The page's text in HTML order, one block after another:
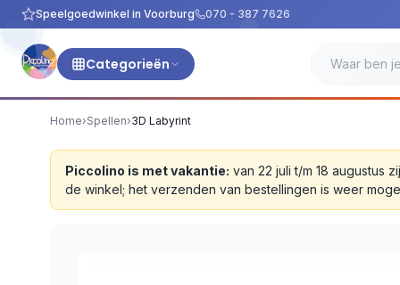
Speelgoedwinkel in Voorburg 070 - 387 7626
Categorieën
Home›Spellen›3D Labyrint
Piccolino is met vakantie: van 22 juli t/m 18 augustus
de winkel; het verzenden van bestellingen is weer